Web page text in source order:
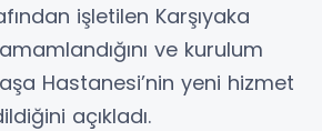
işletilen Karşıyaka
ve kurulum
Hastanesi’nin yeni hizmet
açıkladı.